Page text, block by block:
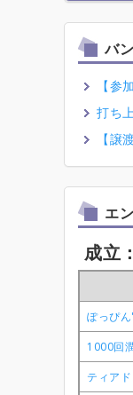
バ
【参
打ち
【譲
エ
成立
ぽっぴ
1000回
ティア
ぽっぴ
1000回
ティア
ぽっぴ
1000回
ティア
ぽっぴ
1000回
ティア